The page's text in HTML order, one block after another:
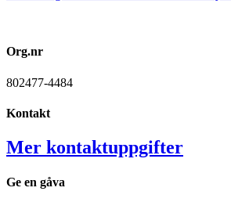
Org.nr
802477-4484
Kontakt
Mer kontaktuppgifter
Ge en gåva